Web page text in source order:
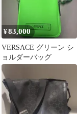
¥83,000
VERSACE グリーン シ
ョルダーバッグ